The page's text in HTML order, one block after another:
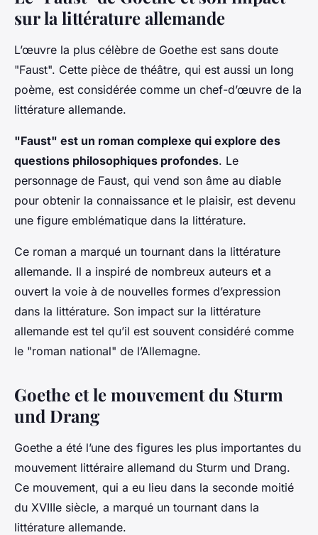
sur la littérature allemande
L’œuvre la plus célèbre de Goethe est sans doute
"Faust". Cette pièce de théâtre, qui est aussi un long
poème, est considérée comme un chef-d’œuvre de la
littérature allemande.
"Faust" est un roman complexe qui explore des
questions philosophiques profondes. Le
personnage de Faust, qui vend son âme au diable
pour obtenir la connaissance et le plaisir, est devenu
une figure emblématique dans la littérature.
Ce roman a marqué un tournant dans la littérature
allemande. Il a inspiré de nombreux auteurs et a
ouvert la voie à de nouvelles formes d’expression
dans la littérature. Son impact sur la littérature
allemande est tel qu’il est souvent considéré comme
le "roman national" de l’Allemagne.
Goethe et le mouvement du Sturm
und Drang
Goethe a été l’une des figures les plus importantes du
mouvement littéraire allemand du Sturm und Drang.
Ce mouvement, qui a eu lieu dans la seconde moitié
du XVIIIe siècle, a marqué un tournant dans la
littérature allemande.